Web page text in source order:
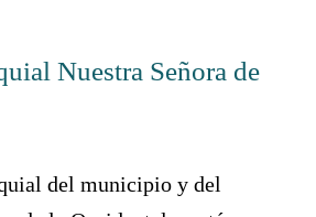
Nuestra Señora de
del municipio y del